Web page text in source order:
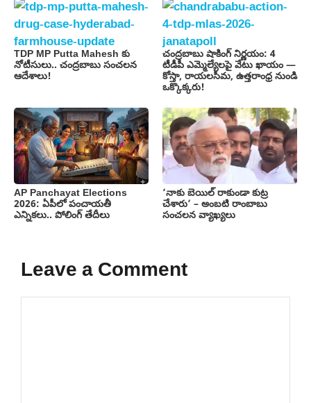
TDP MP Putta Mahesh కు
నోటీసులు.. చంద్రబాబు సంచలన
ఆదేశాలు!
చంద్రబాబు షాకింగ్ నిర్ణయం: 4
టీడీపీ ఎమ్మెల్యేలపై వేటు ఖాయం —
కోస్తా, రాయలసీమ, ఉత్తరాంధ్ర నుండి
ఒక్కొక్కరు!
AP Panchayat Elections
2026: ఏపీలో పంచాయతీ
ఎన్నికలు.. పోలింగ్ తేదీలు
‘నాకు బెయిల్ రాకుండా కుట్ర
చేశారు’ – అంబటి రాంబాబు
సంచలన వ్యాఖ్యలు
Leave a Comment
Comment